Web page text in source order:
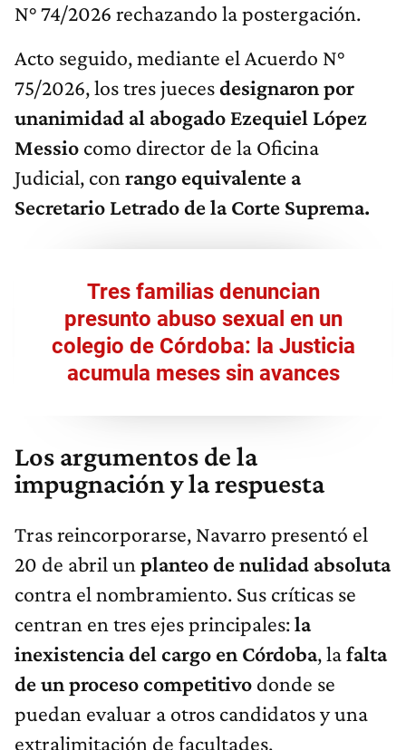
N° 74/2026 rechazando la postergación.
Acto seguido, mediante el Acuerdo N°
75/2026, los tres juecesdesignaron por
unanimidad al abogado Ezequiel López
Messio como director de la Oficina
Judicial, con rango equivalente a
Secretario Letrado de la Corte Suprema.
Tres familias denuncian
presunto abuso sexual en un
colegio de Córdoba: la Justicia
acumula meses sin avances
Los argumentos de la
impugnación y la respuesta
Tras reincorporarse, Navarro presentó el
20 de abril un planteo de nulidad absoluta
contra el nombramiento. Sus críticas se
centran en tres ejes principales:la
inexistencia del cargo en Córdoba, lafalta
de un proceso competitivo donde se
puedan evaluar a otros candidatos y una
extralimitación de facultades.